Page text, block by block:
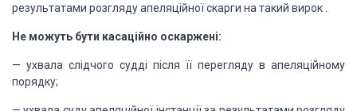
результатами розглядуапеляційної скарги на такий вирок
Не можуть бути касаційно оскаржені:
— ухвала слідчого судді після її перегляду в апеляційному
порядку;